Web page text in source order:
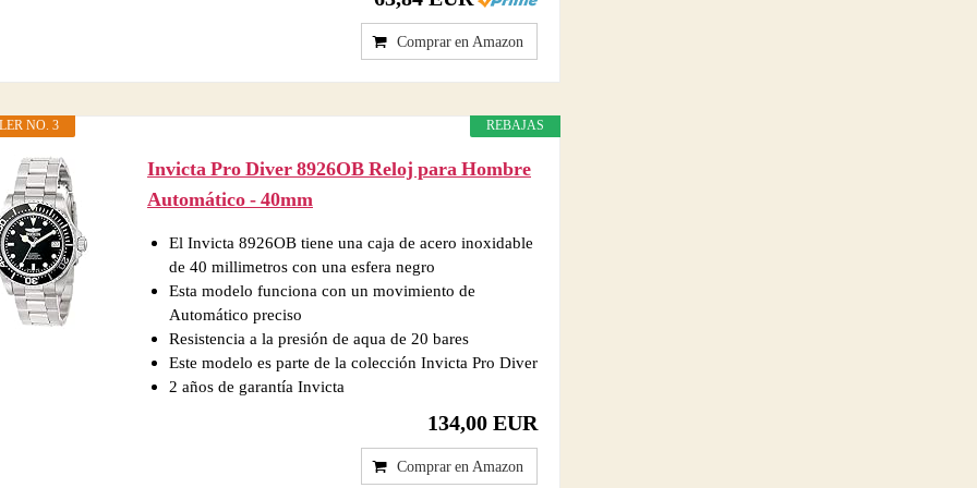
Comprar en Amazon
REBAJAS
NO. 3
Invicta Pro Diver 8926OB Reloj para Hombre
Automático - 40mm
El Invicta 8926OB tiene una caja de acero inoxidable
de 40 millimetros con una esfera negro
Esta modelo funciona con un movimiento de
Automático preciso
Resistencia a la presión de aqua de 20 bares
Este modelo es parte de la colección Invicta Pro Diver
2 años de garantía Invicta
134,00 EUR
Comprar en Amazon